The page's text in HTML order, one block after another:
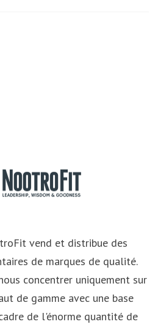
vend et distribue des
de marques de qualité.
concentrer uniquement sur
de gamme avec une base
de l'énorme quantité de